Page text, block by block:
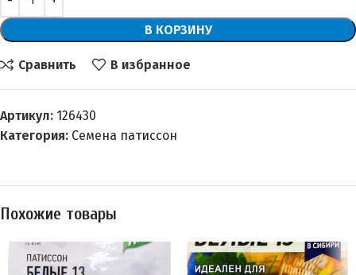
В КОРЗИНУ
Сравнить В избранное
Артикул: 126430
Категория: Семена патиссон
Похожие товары